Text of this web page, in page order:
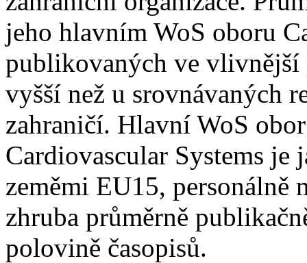
jeho hlavním WoS oboru
publikovaných ve vlivnější
vyšší než u srovnávaných
zahraničí. Hlavní WoS
Cardiovascular Systems je
zeměmi EU15, personálně
zhruba průměrně
polovině časopisů.